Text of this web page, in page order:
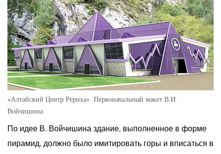
«Алтайский Центр Рериха». Первоначальный макет В.И.
Войчишина.
По идее В. Войчишина здание, выполненное в форме
пирамид, должно было имитировать горы и вписаться в